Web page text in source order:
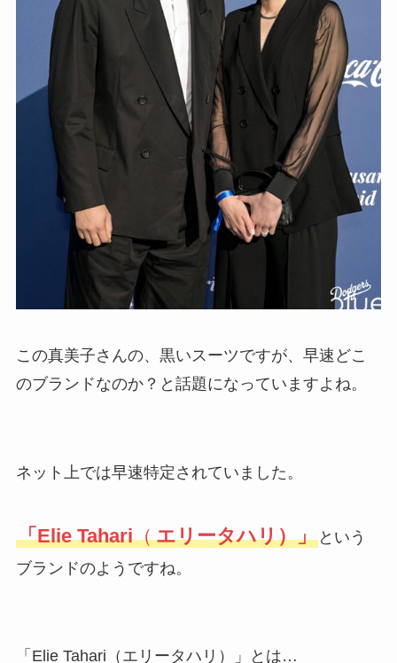
この真美子さんの、黒いスーツですが、早速どこ
のブランドなのか？と話題になっていますよね。
ネット上では早速特定されていました。
「Elie Tahari（エリータハリ）」という
ブランドのようですね。
「Elie Tahari（エリータハリ）」とは…